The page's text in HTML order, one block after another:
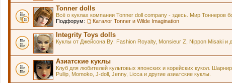
Tonner dolls
Всё о куклах компании Tonner doll company - здесь. Мир
Подфорум:
Каталог Tonner и Wilde Imagination
Integrity Toys dolls
Куклы от Джейсона Ву: Fashion Royalty, Monsieur Z, Nippon Misaki и
Азиатские куклы
Клуб для любителей культовых японских и корейских кукол.
Pullip, Momoko, J-doll, Jenny, Licca и другие азиатские куклы.